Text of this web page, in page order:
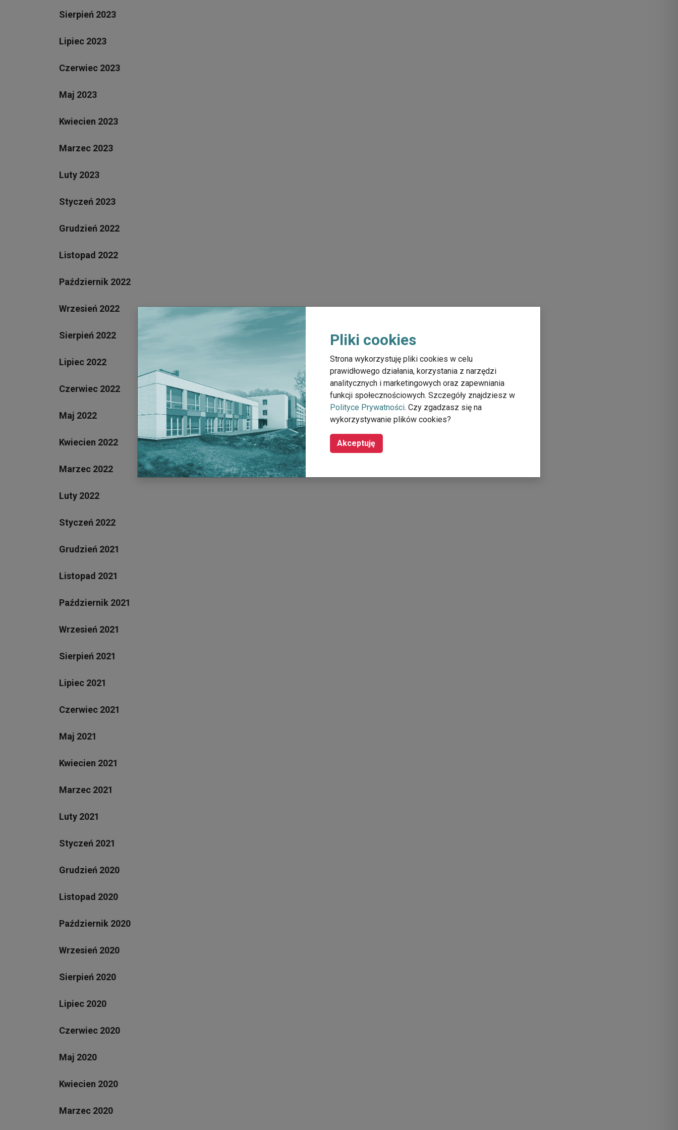
Sierpień 2023
Lipiec 2023
Czerwiec 2023
Maj 2023
Kwiecien 2023
Marzec 2023
Luty 2023
Styczeń 2023
Grudzień 2022
Listopad 2022
Październik 2022
Wrzesień 2022
Sierpień 2022
Lipiec 2022
Czerwiec 2022
Maj 2022
Kwiecien 2022
Marzec 2022
Luty 2022
Styczeń 2022
Grudzień 2021
Listopad 2021
Październik 2021
Wrzesień 2021
Sierpień 2021
Lipiec 2021
Czerwiec 2021
Maj 2021
Kwiecien 2021
Marzec 2021
Luty 2021
Styczeń 2021
Grudzień 2020
Listopad 2020
Październik 2020
Wrzesień 2020
Sierpień 2020
Lipiec 2020
Czerwiec 2020
Maj 2020
Kwiecien 2020
Marzec 2020
Pliki cookies
Strona wykorzystuję pliki cookies w celu
prawidłowego działania, korzystania z narzędzi
analitycznych i marketingowych oraz zapewniania
funkcji społecznościowych. Szczegóły znajdziesz w
Polityce Prywatności. Czy zgadzasz się na
wykorzystywanie plików cookies?
Akceptuję